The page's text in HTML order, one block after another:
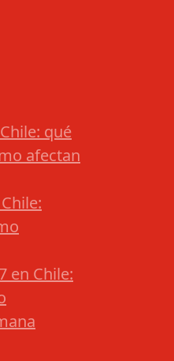
qué
afectan
en Chile: